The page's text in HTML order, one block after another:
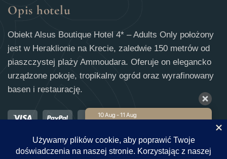
Opis hotelu
Obiekt Alsus Boutique Hotel 4* – Adults Only położony
jest w Heraklionie na Krecie, zaledwie 150 metrów od
piaszczystej plaży Ammoudara. Oferuje on elegancko
urządzone pokoje, tropikalny ogród oraz wyrafinowany
basen i restaurację.
10 Aug - 11 Aug
232
Najlepsza stawka € 240